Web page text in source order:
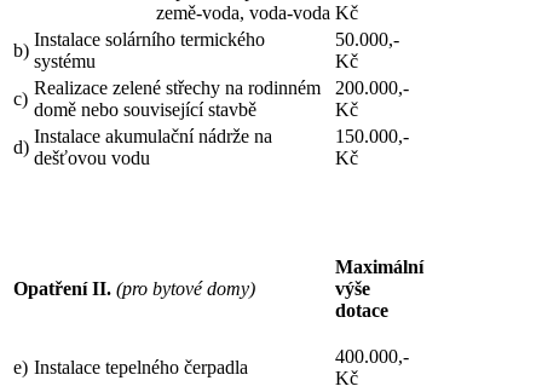
země-voda, voda-voda Kč
b)
Instalace solárního termického
systému
50.000,-
Kč
c)
Realizace zelené střechy na rodinném
domě nebo související stavbě
200.000,-
Kč
d)
Instalace akumulační nádrže na
dešťovou vodu
150.000,-
Kč
Opatření II. (pro bytové domy)
Maximální
výše
dotace
e) Instalace tepelného čerpadla
400.000,-
Kč